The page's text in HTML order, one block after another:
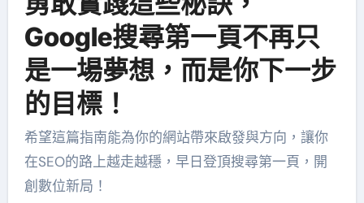
Google搜尋第一頁不再只
是一場夢想，而是你下一步
的目標！
希望這篇指南能為你的網站帶來啟發與方向，讓你
在SEO的路上越走越穩，早日登頂搜尋第一頁，開
創數位新局！